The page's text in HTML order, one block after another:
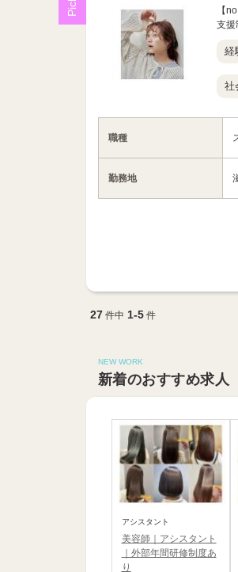
【
支
経
社
職種
勤務地
27 件中 1-5件
NEW WORK
新着のおすすめ求人
アシスタント
美容師｜アシスタント
｜外部年間研修制度あ
り